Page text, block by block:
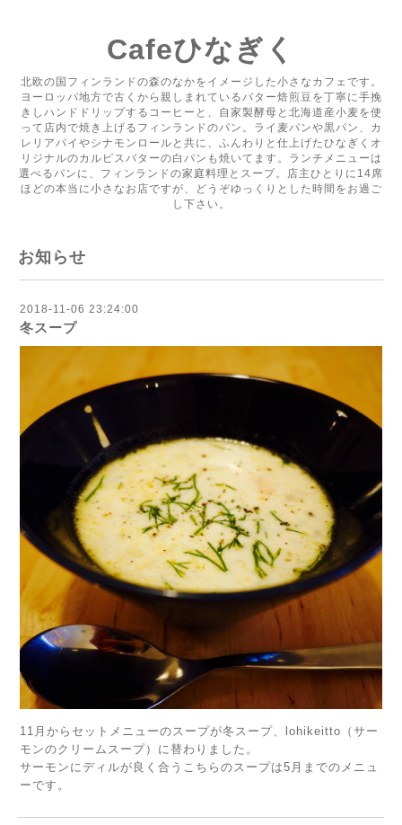
Cafeひなぎく
北欧の国フィンランドの森のなかをイメージした小さなカフェです。
ヨーロッパ地方で古くから親しまれているバター焙煎豆を丁寧に手挽
きしハンドドリップするコーヒーと、自家製酵母と北海道産小麦を使
って店内で焼き上げるフィンランドのパン。ライ麦パンや黒パン、カ
レリアパイやシナモンロールと共に、ふんわりと仕上げたひなぎくオ
リジナルのカルピスバターの白パンも焼いてます。ランチメニューは
選べるパンに、フィンランドの家庭料理とスープ。店主ひとりに14席
ほどの本当に小さなお店ですが、どうぞゆっくりとした時間をお過ご
し下さい。
お知らせ
2018-11-06 23:24:00
冬スープ
11月からセットメニューのスープが冬スープ、lohikeitto（サー
モンのクリームスープ）に替わりました。
サーモンにディルが良く合うこちらのスープは5月までのメニュ
ーです。